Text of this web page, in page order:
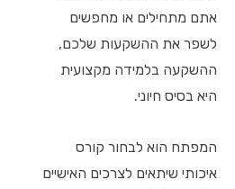
אתם מתחילים או מחפשים
לשפר את ההשקעות שלכם,
ההשקעה בלמידה מקצועית
היא בסיס חיוני.
המפתח הוא לבחור קורס
איכותי שיתאים לצרכים האישיים